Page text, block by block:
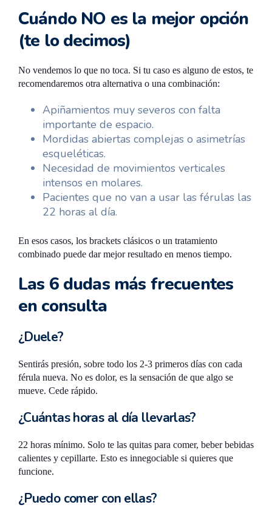
Cuándo NO es la mejor opción
(te lo decimos)
No vendemos lo que no toca. Si tu caso es alguno de estos, te
recomendaremos otra alternativa o una combinación:
Apiñamientos muy severos con falta
importante de espacio.
Mordidas abiertas complejas o asimetrías
esqueléticas.
Necesidad de movimientos verticales
intensos en molares.
Pacientes que no van a usar las férulas las
22 horas al día.
En esos casos, los brackets clásicos o un tratamiento
combinado puede dar mejor resultado en menos tiempo.
Las 6 dudas más frecuentes
en consulta
¿Duele?
Sentirás presión, sobre todo los 2-3 primeros días con cada
férula nueva. No es dolor, es la sensación de que algo se
mueve. Cede rápido.
¿Cuántas horas al día llevarlas?
22 horas mínimo. Solo te las quitas para comer, beber bebidas
calientes y cepillarte. Esto es innegociable si quieres que
funcione.
¿Puedo comer con ellas?